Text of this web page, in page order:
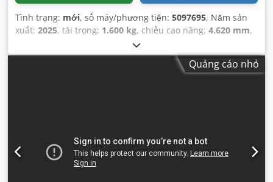
Tình trạng: mới, số máy/phương tiện: 5097695, Năm sản
xuất: 2025, tải trọng: 1.600 kg, chiều cao nâng: 4.620 mm,
, tâm tải trọng:
liệu:điện, loại cột:triplex, chiều cao xây dựng:2.120 mm,
1.150 mm, trọng
Quảng cáo nhỏ